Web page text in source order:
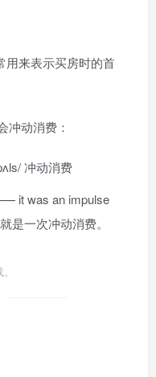
用来表示买房时的首
冲动消费：
冲动消费
it was an impulse
一次冲动消费。